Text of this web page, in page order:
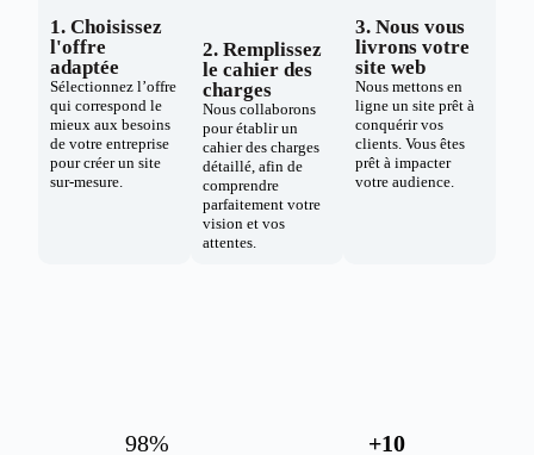
1. Choisissez
l'offre
adaptée
Sélectionnez l’offre
qui correspond le
mieux aux besoins
de votre entreprise
pour créer un site
sur-mesure.
2. Remplissez
le cahier des
charges
Nous collaborons
pour établir un
cahier des charges
détaillé, afin de
comprendre
parfaitement votre
vision et vos
attentes.
3. Nous vous
livrons votre
site web
Nous mettons en
ligne un site prêt à
conquérir vos
clients. Vous êtes
prêt à impacter
votre audience.
98% +10